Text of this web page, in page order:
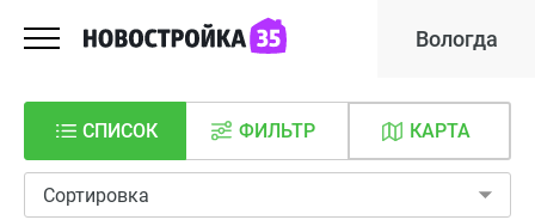
Вологда
СПИСОК КАРТА
ФИЛЬТР
Сортировка